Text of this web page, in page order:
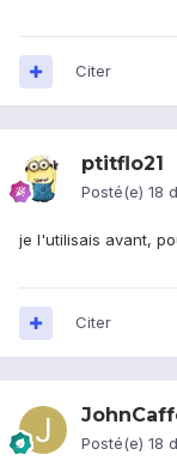
Citer
ptitflo21
Posté(e) 18
je l'utilisais avant,
Citer
Posté(e) 18